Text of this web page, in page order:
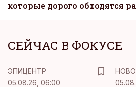
которые дорого обходятся
СЕЙЧАС В ФОКУСЕ
ЭПИЦЕНТР
05.08.26, 06:00